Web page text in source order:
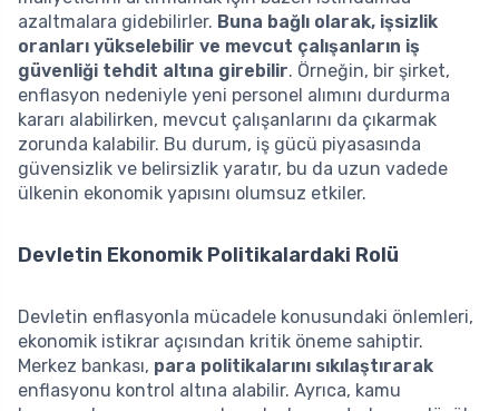
azaltmalara gidebilirler. Buna bağlı olarak, işsizlik
oranları yükselebilir ve mevcut çalışanların iş
güvenliği tehdit altına girebilir. Örneğin, bir şirket,
enflasyon nedeniyle yeni personel alımını durdurma
kararı alabilirken, mevcut çalışanlarını da çıkarmak
zorunda kalabilir. Bu durum, iş gücü piyasasında
güvensizlik ve belirsizlik yaratır, bu da uzun vadede
ülkenin ekonomik yapısını olumsuz etkiler.
Devletin Ekonomik Politikalardaki Rolü
Devletin enflasyonla mücadele konusundaki önlemleri,
ekonomik istikrar açısından kritik öneme sahiptir.
Merkez bankası, para politikalarını sıkılaştırarak
enflasyonu kontrol altına alabilir. Ayrıca, kamu